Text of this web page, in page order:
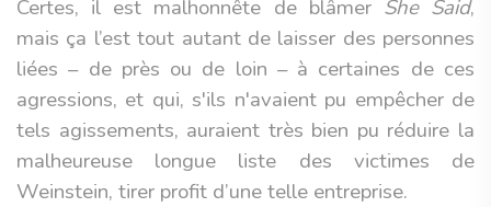
Certes, il est malhonnête de blâmer She Said,
mais ça l’est tout autant de laisser des personnes
liées – de près ou de loin – à certaines de ces
agressions, et qui, s'ils n'avaient pu empêcher de
tels agissements, auraient très bien pu réduire la
malheureuse longue liste des victimes de
Weinstein, tirer profit d’une telle entreprise.